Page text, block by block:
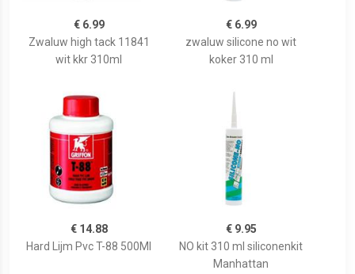
€ 6.99
Zwaluw high tack 11841
wit kkr 310ml
€ 6.99
zwaluw silicone no wit
koker 310 ml
€ 14.88
Hard Lijm Pvc T-88 500Ml
€ 9.95
NO kit 310 ml siliconenkit
Manhattan